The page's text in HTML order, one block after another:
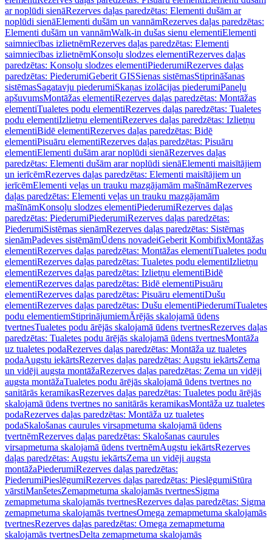
ar noplūdi sienāRezerves daļas paredzētas: Elementi dušām ar
noplūdi sienāElementi dušām un vannāmRezerves daļas paredzētas:
Elementi dušām un vannāmWalk-in dušas sienu elementiElementi
saimniecības izlietnēmRezerves daļas paredzētas: Elementi
saimniecības izlietnēmKonsoļu slodzes elementiRezerves daļas
paredzētas: Konsoļu slodzes elementiPiederumiRezerves daļas
paredzētas: PiederumiGeberit GISSienas sistēmasStiprināšanas
sistēmasSagatavju piederumiSkaņas izolācijas piederumiPaneļu
apšuvumsMontāžas elementiRezerves daļas paredzētas: Montāžas
elementiTualetes podu elementiRezerves daļas paredzētas: Tualetes
podu elementiIzlietņu elementiRezerves daļas paredzētas: Izlietņu
elementiBidē elementiRezerves daļas paredzētas: Bidē
elementiPisuāru elementiRezerves daļas paredzētas: Pisuāru
elementiElementi dušām arar noplūdi sienāRezerves daļas
paredzētas: Elementi dušām arar noplūdi sienāElementi maisītājiem
un ierīcēmRezerves daļas paredzētas: Elementi maisītājiem un
ierīcēmElementi veļas un trauku mazgājamām mašīnāmRezerves
daļas paredzētas: Elementi veļas un trauku mazgājamām
mašīnāmKonsoļu slodzes elementiPiederumiRezerves daļas
paredzētas: PiederumiPiederumiRezerves daļas paredzētas:
PiederumiSistēmas sienāmRezerves daļas paredzētas: Sistēmas
sienāmPadeves sistēmāmŪdens novadeiGeberit KombifixMontāžas
elementiRezerves daļas paredzētas: Montāžas elementiTualetes podu
elementiRezerves daļas paredzētas: Tualetes podu elementiIzlietņu
elementiRezerves daļas paredzētas: Izlietņu elementiBidē
elementiRezerves daļas paredzētas: Bidē elementiPisuāru
elementiRezerves daļas paredzētas: Pisuāru elementiDušu
elementiRezerves daļas paredzētas: Dušu elementiPiederumiTualetes
podu elementiemStiprinājumiemĀrējās skalojamā ūdens
tvertnesTualetes podu ārējās skalojamā ūdens tvertnesRezerves daļas
paredzētas: Tualetes podu ārējās skalojamā ūdens tvertnesMontāža
uz tualetes podaRezerves daļas paredzētas: Montāža uz tualetes
podaAugstu iekārtsRezerves daļas paredzētas: Augstu iekārtsZema
un vidēji augsta montāžaRezerves daļas paredzētas: Zema un vidēji
augsta montāžaTualetes podu ārējās skalojamā ūdens tvertnes no
sanitārās keramikasRezerves daļas paredzētas: Tualetes podu ārējās
skalojamā ūdens tvertnes no sanitārās keramikasMontāža uz tualetes
podaRezerves daļas paredzētas: Montāža uz tualetes
podaSkalošanas caurules virsapmetuma skalojamā ūdens
tvertnēmRezerves daļas paredzētas: Skalošanas caurules
virsapmetuma skalojamā ūdens tvertnēmAugstu iekārtsRezerves
daļas paredzētas: Augstu iekārtsZema un vidēji augsta
montāžaPiederumiRezerves daļas paredzētas:
PiederumiPieslēgumiRezerves daļas paredzētas: PieslēgumiStūra
vārstiManšetesZemapmetuma skalojamās tvertnesSigma
zemapmetuma skalojamās tvertnesRezerves daļas paredzētas: Sigma
zemapmetuma skalojamās tvertnesOmega zemapmetuma skalojamās
tvertnesRezerves daļas paredzētas: Omega zemapmetuma
skalojamās tvertnesDelta zemapmetuma skalojamās